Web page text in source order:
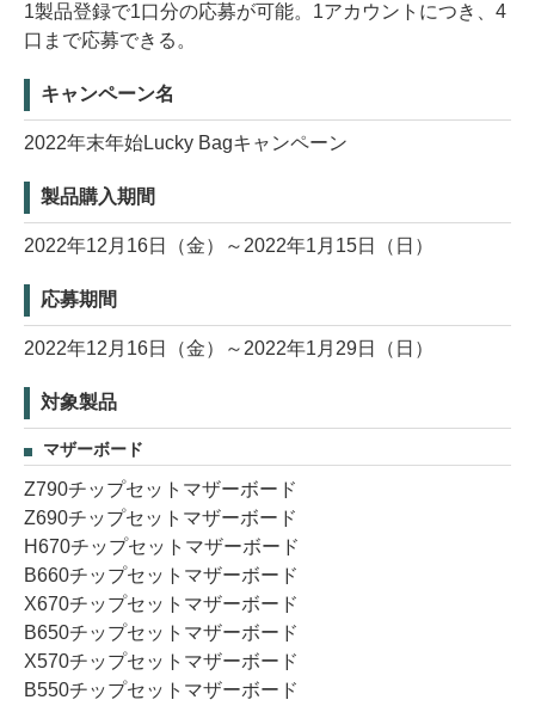
1製品登録で1口分の応募が可能。1アカウントにつき、4
口まで応募できる。
キャンペーン名
2022年末年始Lucky Bagキャンペーン
製品購入期間
2022年12月16日（金）～2022年1月15日（日）
応募期間
2022年12月16日（金）～2022年1月29日（日）
対象製品
マザーボード
Z790チップセットマザーボード
Z690チップセットマザーボード
H670チップセットマザーボード
B660チップセットマザーボード
X670チップセットマザーボード
B650チップセットマザーボード
X570チップセットマザーボード
B550チップセットマザーボード